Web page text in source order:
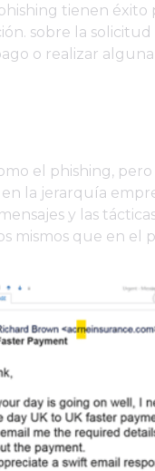
tienen
sobre la
o realizar
el phishing,
la jerarquía
y las
mismos que en el